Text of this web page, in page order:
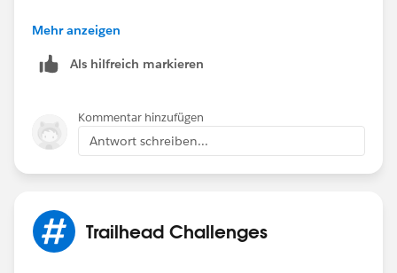
Regards,
++TrailheadHelpFollowUp”.
Mehr anzeigen
Als hilfreich markieren
Kommentar hinzufügen
Antwort schreiben...
Trailhead Challenges